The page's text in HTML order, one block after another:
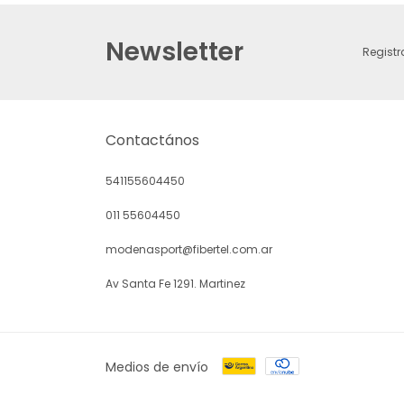
Newsletter
Contactános
541155604450
011 55604450
modenasport@fibertel.com.ar
Av Santa Fe 1291. Martinez
Medios de envío